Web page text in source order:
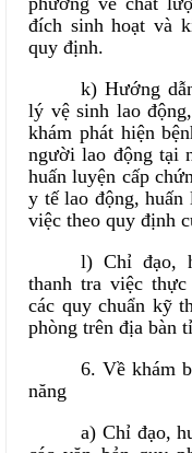
đích sinh hoạt và
quy định.
k) Hướng
lý vệ sinh lao
khám phát hiện
người lao động tại
huấn luyện cấp
y tế lao động,
việc theo quy định
l) Chỉ đạo,
thanh tra việc
các quy chuẩn kỹ
phòng trên địa bàn
6. Về khám
năng
a) Chỉ đạo,